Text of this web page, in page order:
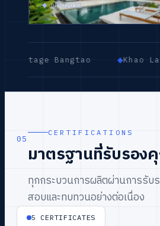
◆ภูเก็ต2022
Bangtao ◆Khao Lak
05
CERTIFICATIONS
มาตรฐานที่รับรอ
ทุกกระบวนการผลิตผ่านการรับ
สอบและทบทวนอย่างต่อเนื่อง
5 CERTIFICATES